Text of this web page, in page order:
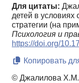
Для цитаты:
детей в
стратегии (на
Психология и
https://doi.org/
Копировать
© Джалилова